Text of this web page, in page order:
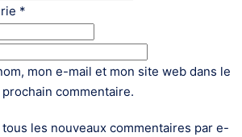
*
mon e-mail et mon site web dans le
commentaire.
les nouveaux commentaires par e-